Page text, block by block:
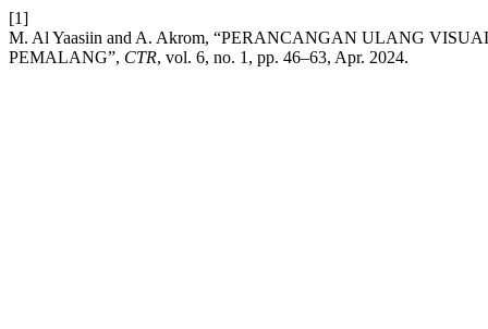
[1]
M. Al Yaasiin and A. Akrom, “PERANCANGAN ULANG
PEMALANG”, CTR, vol. 6, no. 1, pp. 46–63, Apr. 2024.